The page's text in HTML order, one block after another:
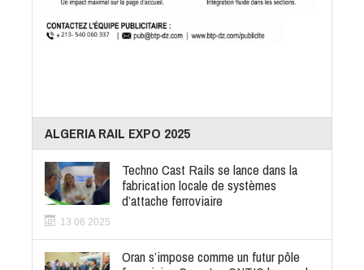
ALGERIA RAIL EXPO 2025
Techno Cast Rails se lance dans la
fabrication locale de systèmes
d’attache ferroviaire
13 06 2025
Oran s’impose comme un futur pôle